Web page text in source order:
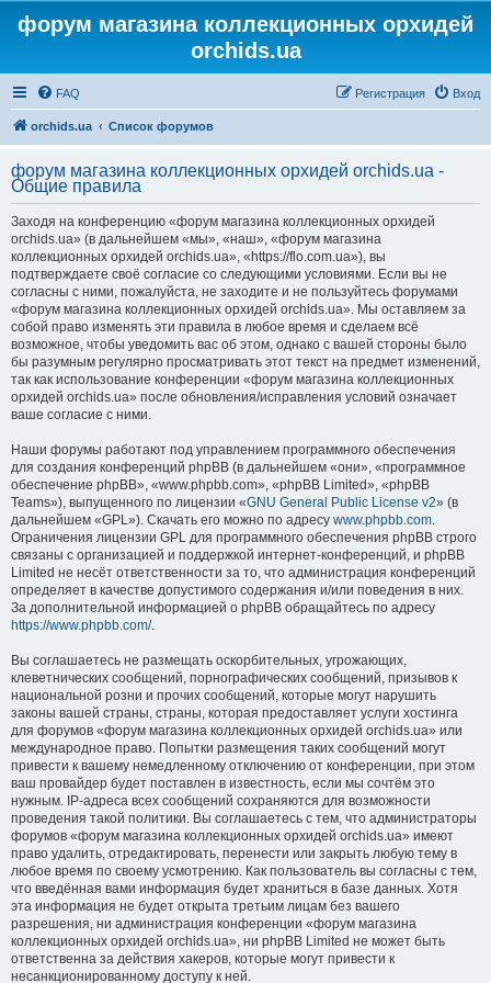
форум магазина коллекционных орхидей
orchids.ua
FAQ Вход
Регистрация
orchids.ua Список форумов
форум магазина коллекционных орхидей orchids.ua -
Общие правила
Заходя на конференцию «форум магазина коллекционных орхидей
orchids.ua» (в дальнейшем «мы», «наш», «форум магазина
коллекционных орхидей orchids.ua», «https://flo.com.ua»), вы
подтверждаете своё согласие со следующими условиями. Если вы не
согласны с ними, пожалуйста, не заходите и не пользуйтесь форумами
«форум магазина коллекционных орхидей orchids.ua». Мы оставляем за
собой право изменять эти правила в любое время и сделаем всё
возможное, чтобы уведомить вас об этом, однако с вашей стороны было
бы разумным регулярно просматривать этот текст на предмет изменений,
так как использование конференции «форум магазина коллекционных
орхидей orchids.ua» после обновления/исправления условий означает
ваше согласие с ними.
Наши форумы работают под управлением программного обеспечения
для создания конференций phpBB (в дальнейшем «они», «программное
обеспечение phpBB», «www.phpbb.com», «phpBB Limited», «phpBB
Teams»), выпущенного по лицензии «GNU General Public License v2» (в
дальнейшем «GPL»). Скачать его можно по адресу www.phpbb.com.
Ограничения лицензии GPL для программного обеспечения phpBB строго
связаны с организацией и поддержкой интернет-конференций, и phpBB
Limited не несёт ответственности за то, что администрация конференций
определяет в качестве допустимого содержания и/или поведения в них.
За дополнительной информацией о phpBB обращайтесь по адресу
https://www.phpbb.com/.
Вы соглашаетесь не размещать оскорбительных, угрожающих,
клеветнических сообщений, порнографических сообщений, призывов к
национальной розни и прочих сообщений, которые могут нарушить
законы вашей страны, страны, которая предоставляет услуги хостинга
для форумов «форум магазина коллекционных орхидей orchids.ua» или
международное право. Попытки размещения таких сообщений могут
привести к вашему немедленному отключению от конференции, при этом
ваш провайдер будет поставлен в известность, если мы сочтём это
нужным. IP-адреса всех сообщений сохраняются для возможности
проведения такой политики. Вы соглашаетесь с тем, что администраторы
форумов «форум магазина коллекционных орхидей orchids.ua» имеют
право удалить, отредактировать, перенести или закрыть любую тему в
любое время по своему усмотрению. Как пользователь вы согласны с тем,
что введённая вами информация будет храниться в базе данных. Хотя
эта информация не будет открыта третьим лицам без вашего
разрешения, ни администрация конференции «форум магазина
коллекционных орхидей orchids.ua», ни phpBB Limited не может быть
ответственна за действия хакеров, которые могут привести к
несанкционированному доступу к ней.